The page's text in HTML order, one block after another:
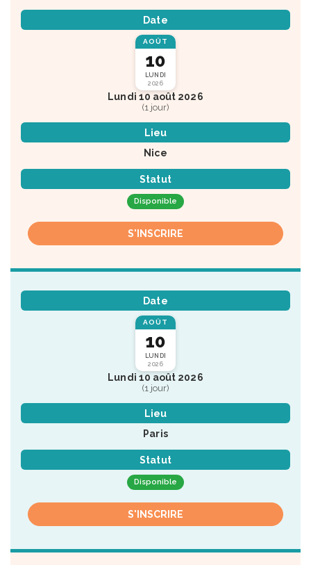
Date
AOÛT
10
LUNDI
2026
Lundi 10 août 2026
(1 jour)
Lieu
Nice
Statut
Disponible
S'INSCRIRE
Date
AOÛT
10
LUNDI
2026
Lundi 10 août 2026
(1 jour)
Lieu
Paris
Statut
Disponible
S'INSCRIRE